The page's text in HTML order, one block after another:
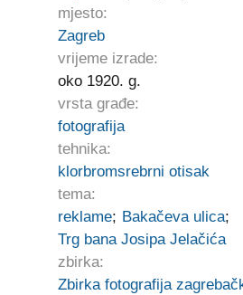
mjesto:
Zagreb
vrijeme izrade:
oko 1920. g.
vrsta građe:
fotografija
tehnika:
klorbromsrebrni otisak
tema:
reklame; Bakačeva ulica;
Trg bana Josipa Jelačića
zbirka:
Zbirka fotografija